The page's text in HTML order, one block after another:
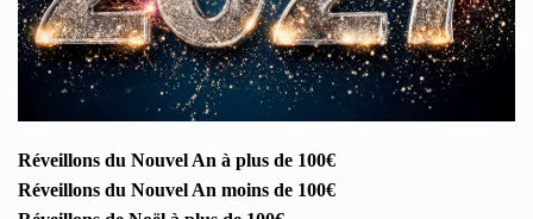
Réveillons du Nouvel An à plus de 100€
Réveillons du Nouvel An moins de 100€